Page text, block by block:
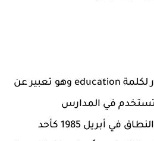
معنى نطاق edu اختصار لكلمة education وهو تعبير عن
تستخدم في المدارس
والجامعات، انطلقَ هذا النطاق في أبريل 1985 كأحد